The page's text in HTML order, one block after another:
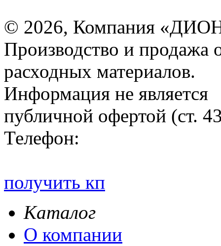
© 2026, Компания
Производство и продажа
расходных материалов.
Информация не является
публичной офертой (ст.
Телефон:
получить кп
Каталог
О компании